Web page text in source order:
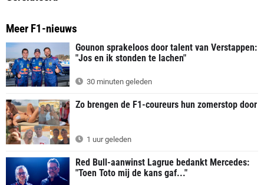
Meer F1-nieuws
Gounon sprakeloos door talent van Verstappen:
"Jos en ik stonden te lachen"
30 minuten geleden
Zo brengen de F1-coureurs hun zomerstop door
1 uur geleden
Red Bull-aanwinst Lagrue bedankt Mercedes:
"Toen Toto mij de kans gaf..."